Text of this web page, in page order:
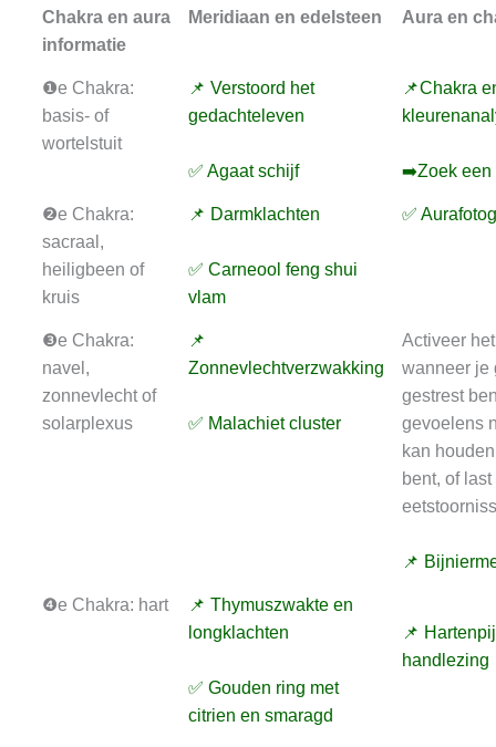
Chakra en aura
informatie
Meridiaan en edelsteen Aura en
❶e Chakra:
basis- of
wortelstuit
📌 Verstoord het
gedachteleven
✅ Agaat schijf
📌Chakra
➡️Zoek een
❷e Chakra:
sacraal,
heiligbeen of
kruis
📌 Darmklachten
✅ Carneool feng shui
vlam
✅
❸e Chakra:
navel,
zonnevlecht of
solarplexus
📌
Zonnevlechtverzwakking
✅ Malachiet cluster
Activeer
wanneer je
gestrest
gevoelens
kan
bent, of
📌
❹e Chakra: hart
📌 Thymuszwakte en
longklachten
✅ Gouden ring met
citrien en smaragd
📌
handlezing